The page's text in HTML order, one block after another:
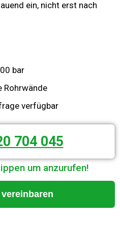
ein, nicht erst nach
bar
Rohrwände
verfügbar
704 045
um anzurufen!